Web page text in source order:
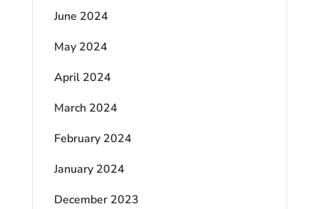
June 2024
May 2024
April 2024
March 2024
February 2024
January 2024
December 2023